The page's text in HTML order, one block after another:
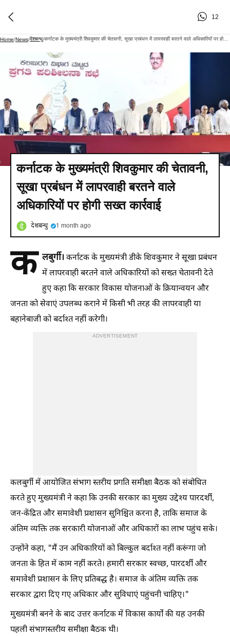
12
Home/News/देशबन्धु/ कर्नाटक के मुख्यमंत्री शिवकुमार की चेतावनी, सूखा प्रबंधन में लापरवाही बरतने वाले अधिकारियों पर होगी सख्त कार्रवाई
कर्नाटक के मुख्यमंत्री शिवकुमार की चेतावनी,
सूखा प्रबंधन में लापरवाही बरतने वाले
अधिकारियों पर होगी सख्त कार्रवाई
देशबन्धु 1 month ago
क लबुर्गी। कर्नाटक के मुख्यमंत्री डीके शिवकुमार ने सूखा प्रबंधन
में लापरवाही बरतने वाले अधिकारियों को सख्त चेतावनी देते
हुए कहा कि सरकार विकास योजनाओं के क्रियान्वयन और
जनता को सेवाएं उपलब्ध कराने में किसी भी तरह की लापरवाही या
बहानेबाजी को बर्दाश्त नहीं करेगी।
ADVERTISEMENT
कलबुर्गी में आयोजित संभाग स्तरीय प्रगति समीक्षा बैठक को संबोधित
करते हुए मुख्यमंत्री ने कहा कि उनकी सरकार का मुख्य उद्देश्य पारदर्शी,
जन-केंद्रित और समावेशी प्रशासन सुनिश्चित करना है, ताकि समाज के
अंतिम व्यक्ति तक सरकारी योजनाओं और अधिकारों का लाभ पहुंच सके।
उन्होंने कहा, "मैं उन अधिकारियों को बिल्कुल बर्दाश्त नहीं करूंगा जो
जनता के हित में काम नहीं करते। हमारी सरकार स्वच्छ, पारदर्शी और
समावेशी प्रशासन के लिए प्रतिबद्ध है। समाज के अंतिम व्यक्ति तक
सरकार द्वारा दिए गए अधिकार और सुविधाएं पहुंचनी चाहिए।"
मुख्यमंत्री बनने के बाद उत्तर कर्नाटक में विकास कार्यों की यह उनकी
पहली संभागस्तरीय समीक्षा बैठक थी।